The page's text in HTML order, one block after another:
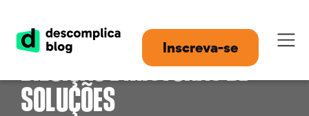
Inscreva-se
Questões comentadas:
Diluição e Misturas de
Soluções